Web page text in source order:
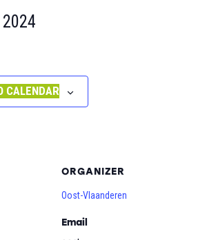
CALENDAR
ORGANIZER
Oost-Vlaanderen
Email